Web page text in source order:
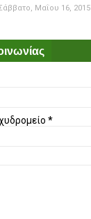
Μαΐου 16, 2015
*